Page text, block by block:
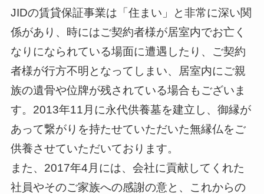
JIDの賃貸保証事業は「住まい」と非常に深い関
係があり、時にはご契約者様が居室内でお亡く
なりになられている場面に遭遇したり、ご契約
者様が行方不明となってしまい、居室内にご親
族の遺骨や位牌が残されている場合もございま
す。2013年11月に永代供養墓を建立し、御縁が
あって繋がりを持たせていただいた無縁仏をご
供養させていただいております。
また、2017年4月には、会社に貢献してくれた
社員やそのご家族への感謝の意と、これからの